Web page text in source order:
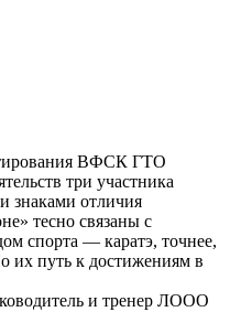
ВФСК ГТО
три участника
знаками отличия
тесно связаны с
спорта — каратэ, точнее,
их путь к достижениям в
и тренер ЛООО